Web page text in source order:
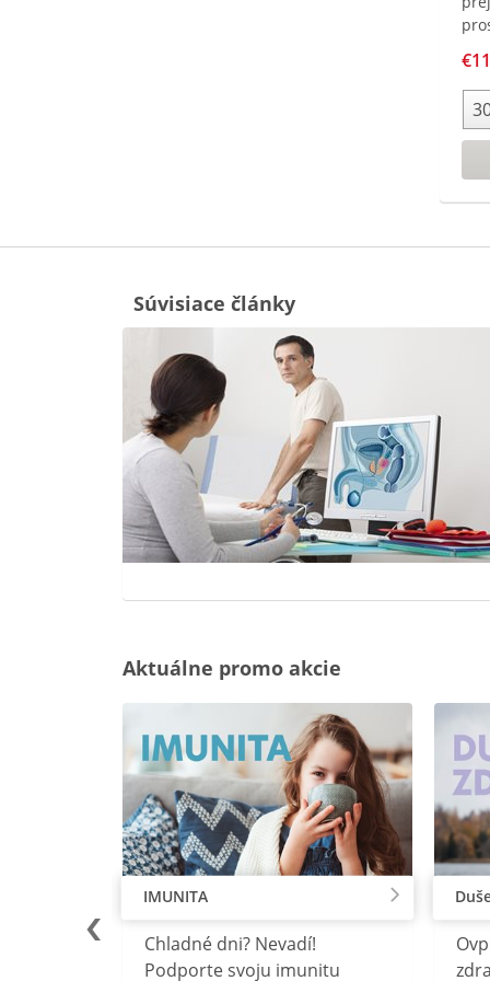
na
k
Súvisiace články
Aktuálne promo akcie
IMUNITA
Chladné dni? Nevadí!
Podporte svoju imunitu